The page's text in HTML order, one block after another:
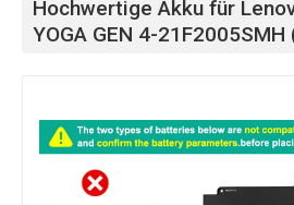
Hochwertige Akku für
YOGA GEN 4-